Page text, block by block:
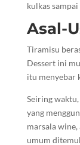
kulkas
Asal-
Tiramisu
Dessert ini
itu menyebar
Seiring
yang
marsala
umum